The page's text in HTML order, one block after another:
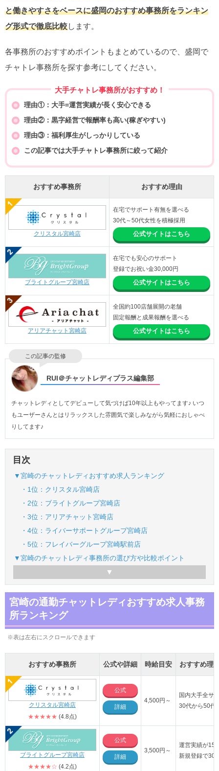
と働きやすさをベースに盛岡のおすすめ事務所をランキン
グ形式で徹底比較します。
各事務所のおすすめポイントもまとめているので、盛岡で
チャトレ事務所を探す参考にしてください。
大手チャトレ事務所がおすすめ！
理由①：大手=運営実績が長く安心できる
理由②：黒字経営で報酬率も高い(稼ぎやすい)
理由③：福利厚生がしっかりしている
この記事では大手チャトレ事務所に絞って紹介
おすすめ事務所 おすすめ理由
クリスタル宮崎店
在宅でサポート有無を選べる
30代～50代女性を積極採用
公式サイトはこちら
ブライトグループ宮崎店
在宅でも安心のサポート
登録でお祝い金30,000円
公式サイトはこちら
アリアチャット宮崎店
全国約100店舗展開の老舗
固定報酬と成果報酬を選べる
公式サイトはこちら
この記事の監修
RUI＠チャットレディプラス編集部
チャットレディとしてデビューして気づけば10年以上もやってます♪ いつ
もユーザーさんとはリラックスした雰囲気で楽しみながら気軽におしゃべ
りしてます♪
目次
▼宮崎のチャットレディおすすめ求人ランキング
・1位：クリスタル宮崎店
・2位：ブライトグループ宮崎店
・3位：アリアチャット宮崎店
・4位：ライバーサポートグループ宮崎店
・5位：フレイバーグループ宮崎駅前店
▼宮崎のチャットレディ事務所の選び方や比較ポイント
宮崎の通勤チャットレディおすすめ求人事務
所ランキング
※表は左右にスクロールできます
おすすめ事務所 公式や詳細 時給目安 おすすめ理
クリスタル宮崎店
★★★★★ (4.8点)
公式
詳細
4,500円～
国内大手全サ
30代から50代
ブライトグループ宮崎店
★★★★☆ (4.2点)
公式
詳細
3,500円～
運営実績が15
新規登録で